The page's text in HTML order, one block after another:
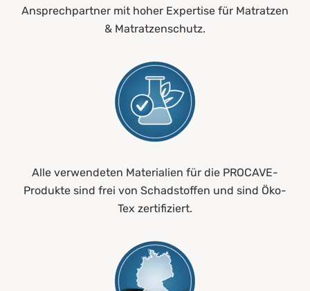
Ansprechpartner mit hoher Expertise für Matratzen
& Matratzenschutz.
Alle verwendeten Materialien für die PROCAVE-
Produkte sind frei von Schadstoffen und sind Öko-
Tex zertifiziert.